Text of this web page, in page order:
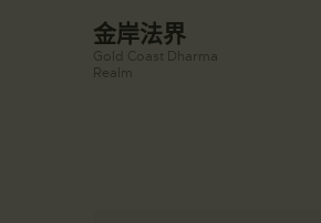
金岸法界
Gold Coast Dharma
Realm
☀️法宴：華嚴經入法界品第三十九 ☀️
🙏講者：上恆下實法師 (Rev. Heng
Sure)